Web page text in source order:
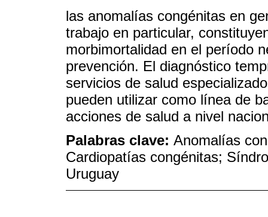
las anomalías congénitas en
trabajo en particular,
morbimortalidad en el período
prevención. El diagnóstico
servicios de salud
pueden utilizar como línea de
acciones de salud a nivel
Palabras clave: Anomalías
Cardiopatías congénitas;
Uruguay